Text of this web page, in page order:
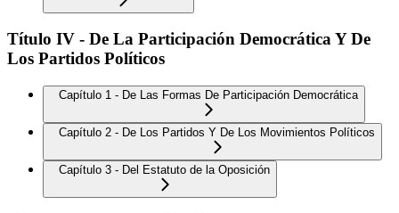
Título IV - De La Participación Democrática Y De
Los Partidos Políticos
Capítulo 1 - De Las Formas De Participación Democrática
Capítulo 2 - De Los Partidos Y De Los Movimientos Políticos
Capítulo 3 - Del Estatuto de la Oposición